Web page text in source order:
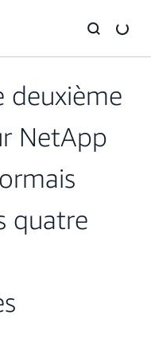
deuxième
NetApp
quatre